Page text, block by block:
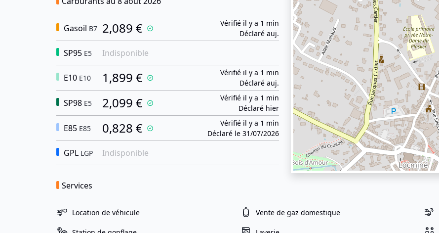
Gasoil B7 2,089 €
Vérifié il y a 1 min
Déclaré auj.
SP95 E5 Indisponible
E10 E10 1,899 €
Vérifié il y a 1 min
Déclaré auj.
SP98 E5 2,099 €
Vérifié il y a 1 min
Déclaré hier
E85 E85 0,828 €
Vérifié il y a 1 min
Déclaré le 31/07/2026
GPL LGP Indisponible
Services
Location de véhicule Vente de gaz domestique